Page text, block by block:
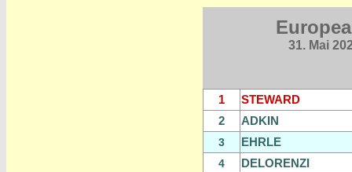
31. Mai
1
STEWARD
2
ADKIN
3 EHRLE
4 DELORENZI